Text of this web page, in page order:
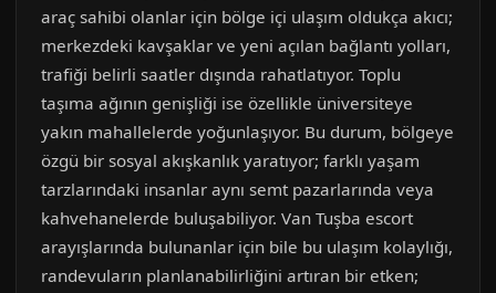
araç sahibi olanlar için bölge içi ulaşım oldukça akıcı;
merkezdeki kavşaklar ve yeni açılan bağlantı yolları,
trafiği belirli saatler dışında rahatlatıyor. Toplu
taşıma ağının genişliği ise özellikle üniversiteye
yakın mahallelerde yoğunlaşıyor. Bu durum, bölgeye
özgü bir sosyal akışkanlık yaratıyor; farklı yaşam
tarzlarındaki insanlar aynı semt pazarlarında veya
kahvehanelerde buluşabiliyor. Van Tuşba escort
arayışlarında bulunanlar için bile bu ulaşım kolaylığı,
randevuların planlanabilirliğini artıran bir etken;